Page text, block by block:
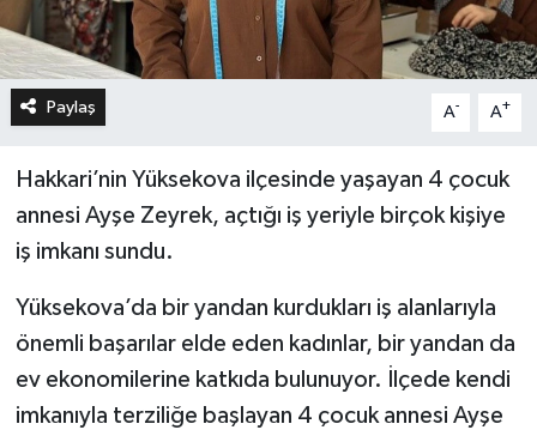
Paylaş A- A+
Hakkari’nin Yüksekova ilçesinde yaşayan 4 çocuk
annesi Ayşe Zeyrek, açtığı iş yeriyle birçok kişiye
iş imkanı sundu.
Yüksekova’da bir yandan kurdukları iş alanlarıyla
önemli başarılar elde eden kadınlar, bir yandan da
ev ekonomilerine katkıda bulunuyor. İlçede kendi
imkanıyla terziliğe başlayan 4 çocuk annesi Ayşe